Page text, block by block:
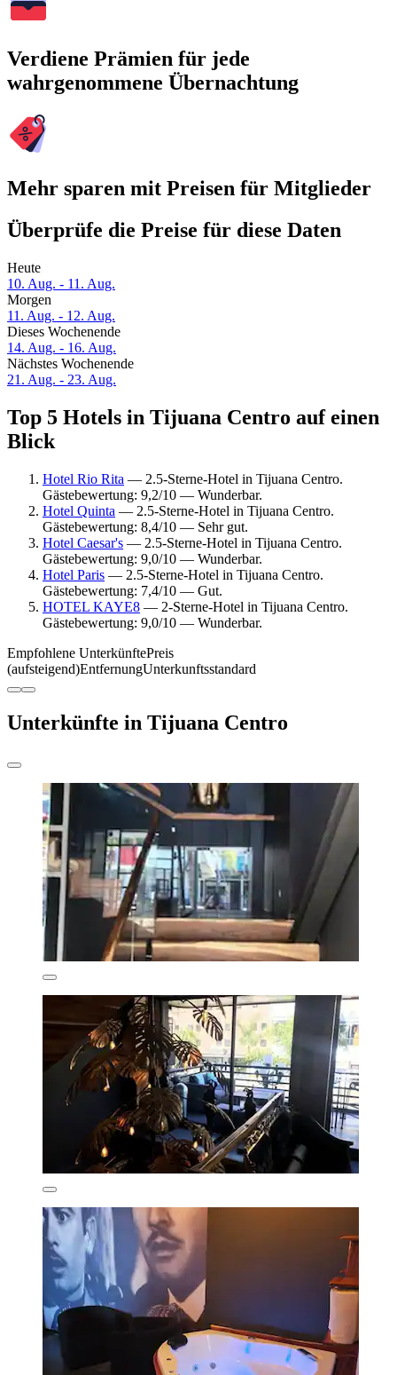
Verdiene Prämien für jede
wahrgenommene Übernachtung
Mehr sparen mit Preisen für Mitglieder
Überprüfe die Preise für diese Daten
Heute
10. Aug. - 11. Aug.
Morgen
11. Aug. - 12. Aug.
Dieses Wochenende
14. Aug. - 16. Aug.
Nächstes Wochenende
21. Aug. - 23. Aug.
Top 5 Hotels in Tijuana Centro auf einen
Blick
Hotel Rio Rita — 2.5-Sterne-Hotel in Tijuana Centro.
Gästebewertung: 9,2/10 — Wunderbar.
Hotel Quinta — 2.5-Sterne-Hotel in Tijuana Centro.
Gästebewertung: 8,4/10 — Sehr gut.
Hotel Caesar's — 2.5-Sterne-Hotel in Tijuana Centro.
Gästebewertung: 9,0/10 — Wunderbar.
Hotel Paris — 2.5-Sterne-Hotel in Tijuana Centro.
Gästebewertung: 7,4/10 — Gut.
HOTEL KAYE8 — 2-Sterne-Hotel in Tijuana Centro.
Gästebewertung: 9,0/10 — Wunderbar.
Empfohlene UnterkünftePreis
(aufsteigend)EntfernungUnterkunftsstandard
Unterkünfte in Tijuana Centro